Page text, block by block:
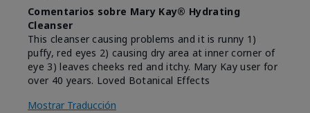
Comentarios sobre Mary Kay® Hydrating
Cleanser
This cleanser causing problems and it is runny 1)
puffy, red eyes 2) causing dry area at inner corner of
eye 3) leaves cheeks red and itchy. Mary Kay user for
over 40 years. Loved Botanical Effects
Mostrar Traducción